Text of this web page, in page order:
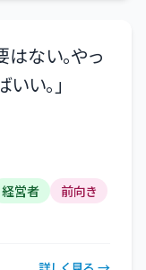
ない。やっ
い。 」
経営者
前向き